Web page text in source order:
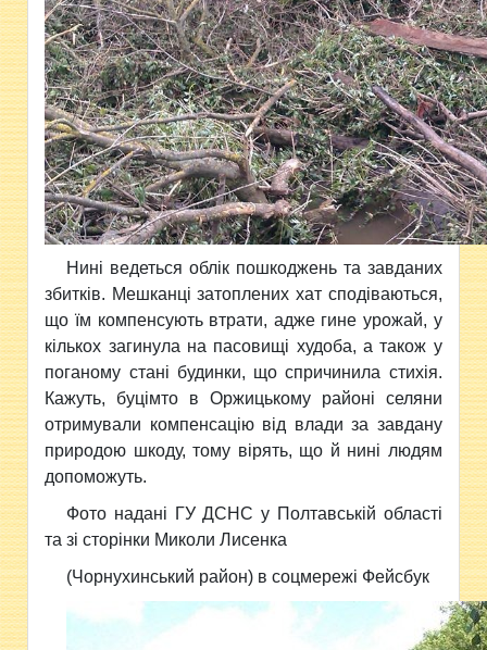
Нині ведеться облік пошкоджень та завданих
збитків. Мешканці затоплених хат сподіваються,
що їм компенсують втрати, адже гине урожай, у
кількох загинула на пасовищі худоба, а також у
поганому стані будинки, що спричинила стихія.
Кажуть, буцімто в Оржицькому районі селяни
отримували компенсацію від влади за завдану
природою шкоду, тому вірять, що й нині людям
допоможуть.
Фото надані ГУ ДСНС у Полтавській області
та зі сторінки Миколи Лисенка
(Чорнухинський район) в соцмережі Фейсбук